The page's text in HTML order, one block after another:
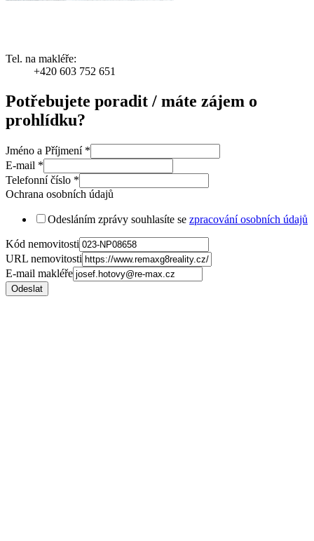
Tel. na makléře:
+420 603 752 651
Potřebujete poradit / máte zájem o
prohlídku?
Jméno a Příjmení *
E-mail *
Telefonní číslo *
Ochrana osobních údajů
Odesláním zprávy souhlasíte se zpracování osobních údajů
Kód nemovitosti
URL nemovitosti
E-mail makléře
Odeslat